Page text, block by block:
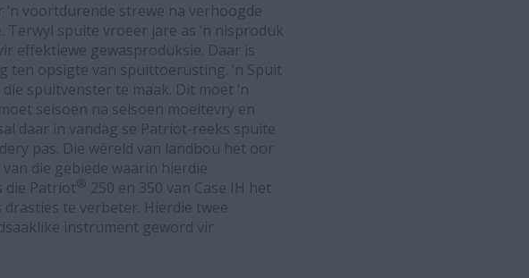
voortdurende strewe na verhoogde
spuite vroeër jare as ’n nisproduk
effektiewe gewasproduksie. Daar is
ten opsigte van spuittoerusting. ’n Spuit
spuitvenster te maak. Dit moet ’n
seisoen na seisoen moeitevry en
daar in vandag se Patriot-reeks spuite
pas. Die wêreld van landbou het oor
die gebiede waarin hierdie
die Patriot® 250 en 350 van Case IH het
te verbeter. Hierdie twee
instrument geword vir